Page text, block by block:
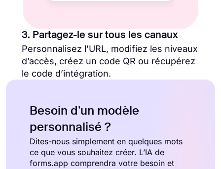
3. Partagez-le sur tous les canaux
Personnalisez l’URL, modifiez les niveaux
d’accès, créez un code QR ou récupérez
le code d’intégration.
Besoin d’un modèle
personnalisé ?
Dites-nous simplement en quelques mots
ce que vous souhaitez créer. L’IA de
forms.app comprendra votre besoin et